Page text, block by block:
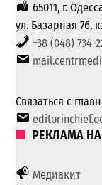
65011, г.
ул. Базарная 76,
+38 (048) 734-
Связаться с
РЕКЛАМА
Медиакит